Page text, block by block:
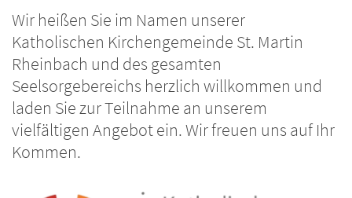
Wir heißen Sie im Namen unserer
Katholischen Kirchengemeinde St. Martin
Rheinbach und des gesamten
Seelsorgebereichs herzlich willkommen und
laden Sie zur Teilnahme an unserem
vielfältigen Angebot ein. Wir freuen uns auf Ihr
Kommen.